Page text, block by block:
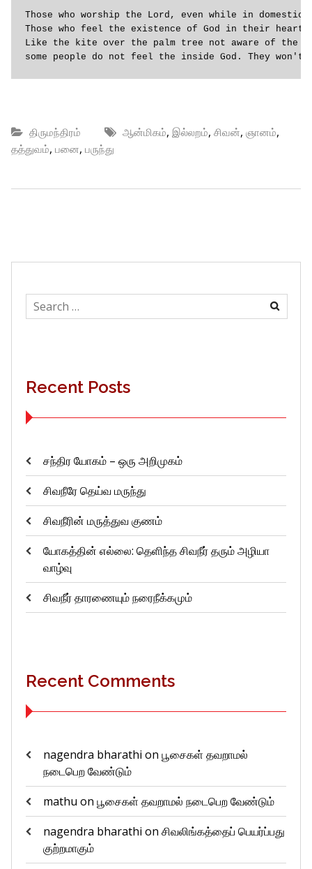
Those who worship the Lord, even while in
Those who feel the existence of God in their
Like the kite over the palm tree not aware of
some people do not feel the inside God. They
திருமந்திரம் ஆன்மிகம், இல்லறம், சிவன், ஞானம்,
தத்துவம், பனை, பருந்து
Search
for:
Recent Posts
சந்திர யோகம் – ஒரு அறிமுகம்
சிவநீரே தெய்வ மருந்து
சிவநீரின் மருத்துவ குணம்
யோகத்தின் எல்லை: தெளிந்த சிவநீர் தரும் அழியா
வாழ்வு
சிவநீர் தாரணையும் நரைநீக்கமும்
Recent Comments
nagendra bharathi on பூசைகள் தவறாமல்
நடைபெற வேண்டும்
mathu on பூசைகள் தவறாமல் நடைபெற வேண்டும்
nagendra bharathi on சிவலிங்கத்தைப் பெயர்ப்பது
குற்றமாகும்